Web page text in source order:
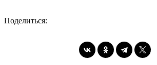
Поделиться: